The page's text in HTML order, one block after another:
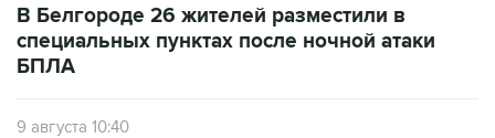
В Белгороде 26 жителей разместили в
специальных пунктах после ночной атаки
БПЛА
9 августа 10:40